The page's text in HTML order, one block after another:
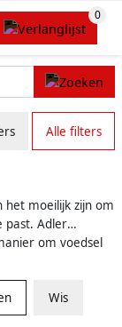
Alle filters
het moeilijk zijn om
past. Adler
om voedsel
modellen en
wel een
let je op bij het
Adler staafmixers
Wis